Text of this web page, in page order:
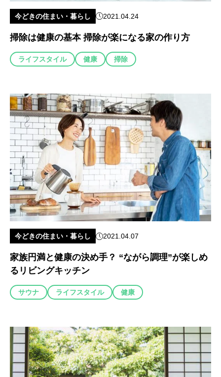
今どきの住まい・暮らし 2021.04.24
掃除は健康の基本 掃除が楽になる家の作り方
ライフスタイル 健康 掃除
今どきの住まい・暮らし 2021.04.07
家族円満と健康の決め手？ “ながら調理”が楽しめ
るリビングキッチン
サウナ ライフスタイル 健康